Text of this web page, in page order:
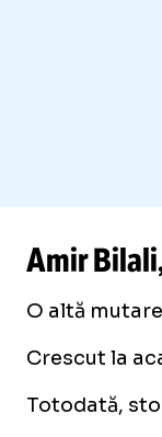
Amir
O altă
Crescut la
Totodată,